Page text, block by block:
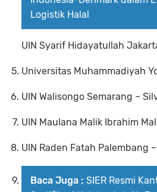
Logistik Halal
UIN Syarif Hidayatullah
Universitas Muhammadiyah
UIN Walisongo Semarang –
UIN Maulana Malik Ibrahim
UIN Raden Fatah Palembang
Baca Juga : SIER Resmi